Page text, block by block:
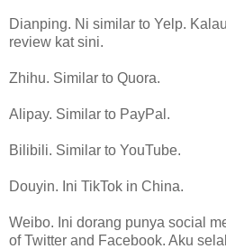
Dianping. Ni similar to Yelp.
review kat sini.
Zhihu. Similar to Quora.
Alipay. Similar to PayPal.
Bilibili. Similar to YouTube.
Douyin. Ini TikTok in China.
Weibo. Ini dorang punya social
of Twitter and Facebook. Aku